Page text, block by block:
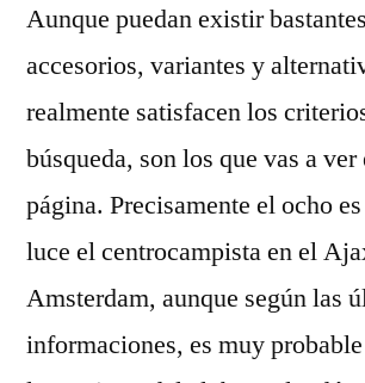
Aunque puedan existir
accesorios, variantes y
realmente satisfacen los
búsqueda, son los que vas a ver
página. Precisamente el ocho
luce el centrocampista en el
Amsterdam, aunque según las
informaciones, es muy